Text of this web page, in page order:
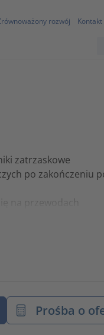
rozwój Kontakt
zatrzaskowe
po zakończeniu
na przewodach
Prośba o